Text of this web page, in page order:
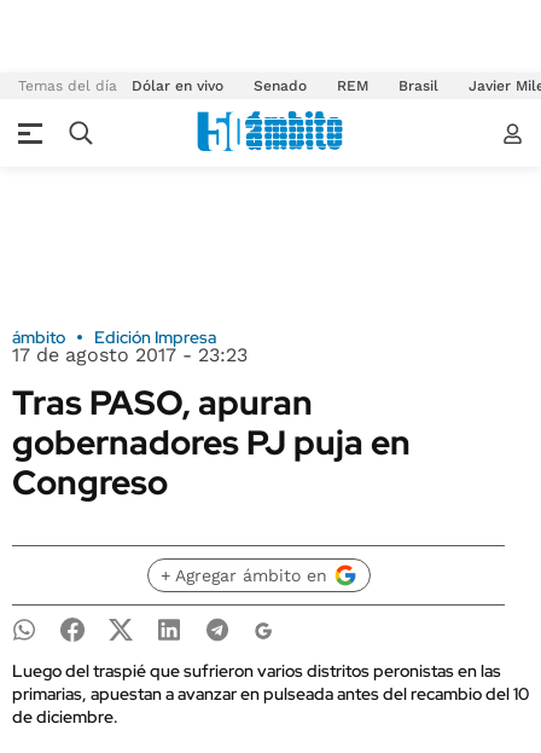
Temas del día Dólar en vivo Senado REM Brasil Javier
ámbito Edición Impresa
17 de agosto 2017 - 23:23
Tras PASO, apuran
gobernadores PJ puja en
Congreso
+ Agregar ámbito en
Luego del traspié que sufrieron varios distritos peronistas en las
primarias, apuestan a avanzar en pulseada antes del recambio del 10
de diciembre.